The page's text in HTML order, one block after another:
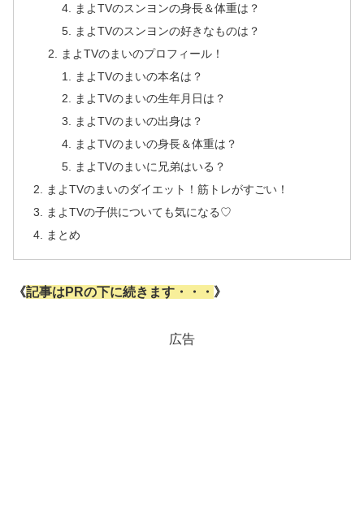
まよTVのスンヨンの身長＆体重は？
まよTVのスンヨンの好きなものは？
まよTVのまいのプロフィール！
まよTVのまいの本名は？
まよTVのまいの生年月日は？
まよTVのまいの出身は？
まよTVのまいの身長＆体重は？
まよTVのまいに兄弟はいる？
まよTVのまいのダイエット！筋トレがすごい！
まよTVの子供についても気になる♡
まとめ
《記事はPRの下に続きます・・・ 》
広告